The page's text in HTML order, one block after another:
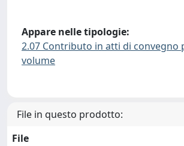
Appare nelle tipologie:
2.07 Contributo in atti di convegno
volume
File in questo prodotto:
File